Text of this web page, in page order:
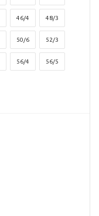
46/4 48/3
50/6 52/3
56/4 56/5